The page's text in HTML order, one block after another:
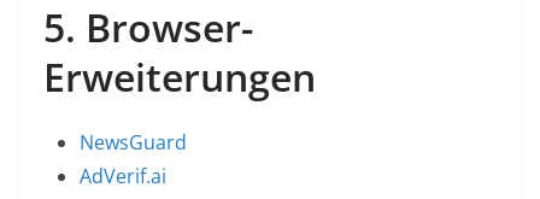
5. Browser-
Erweiterungen
NewsGuard
AdVerif.ai